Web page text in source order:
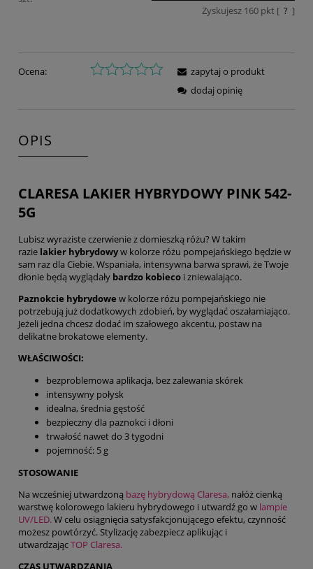
Zyskujesz 160pkt [ ? ]
Ocena:
zapytaj o produkt
dodaj opinię
OPIS
CLARESA LAKIER HYBRYDOWY PINK 542-
5G
Lubisz wyraziste czerwienie z domieszką różu? W takim
razie lakier hybrydowyw kolorze różu pompejańskiego będzie w
sam raz dla Ciebie. Wspaniała, intensywna barwa sprawi, że Twoje
dłonie będą wyglądały bardzo kobieco i zniewalająco.
Paznokcie hybrydowe w kolorze różu pompejańskiego nie
potrzebują już dodatkowych zdobień, by wyglądać oszałamiająco.
Jeżeli jedna chcesz dodać im szałowego akcentu, postaw na
delikatne brokatowe elementy.
WŁAŚCIWOŚCI:
bezproblemowa aplikacja, bez zalewania skórek
intensywny połysk
idealna, średnia gęstość
bezpieczny dla paznokci i dłoni
trwałość nawet do 3 tygodni
pojemność: 5 g
STOSOWANIE
Na wcześniej utwardzoną bazę hybrydową Claresa, nałóż cienką
warstwę kolorowego lakieru hybrydowego i utwardź go w lampie
UV/LED.W celu osiągnięcia satysfakcjonującego efektu, czynność
możesz powtórzyć. Stylizację zabezpiecz aplikując i
utwardzającTOP Claresa.
CZAS UTWARDZANIA